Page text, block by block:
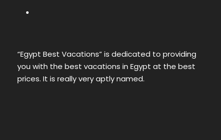
“Egypt Best Vacations” is dedicated to providing
you with the best vacations in Egypt at the best
prices. It is really very aptly named.